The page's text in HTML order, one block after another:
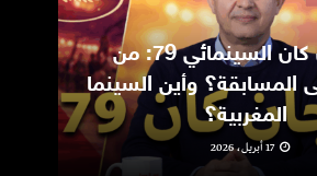
مهرجان كان السينمائي 79: من
المسابقة؟ وأين السينما
المغربية؟
17 أبريل، 2026